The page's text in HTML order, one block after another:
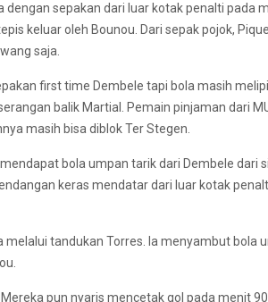
sepakan dari luar kotak penalti pada
keluar oleh Bounou. Dari sepak pojok,
saja.
first time Dembele tapi bola masih
balik Martial. Pemain pinjaman dari
masih bisa diblok Ter Stegen.
bola umpan tarik dari Dembele dari
keras mendatar dari luar kotak
tandukan Torres. Ia menyambut bola
pun nyaris mencetak gol pada menit